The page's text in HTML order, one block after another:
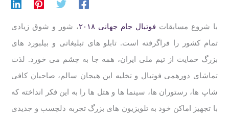
با شروع مسابقات فوتبال جام جهانی ۲۰۱۸
، شور و شوق زیادی
تمام کشور را فراگرفته است. تابلو های تبلیغاتی و بیلبورد های
بزرگ حمایت از تیم ملی ایران، همه جا به چشم می خورد. لذت
تماشای دورهمی فوتبال و تخلیه این هیجان سالم، صاحبان کافی
شاپ ها، رستوران ها، سینما ها و هتل ها را به این فکر انداخته که
با تجهیز اماکن خود به تلویزیون های بزرگ تجربه دلچسب و جدیدی